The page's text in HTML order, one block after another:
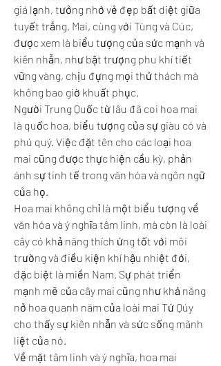
giá lạnh, tưởng nhớ vẻ đẹp bất diệt giữa
tuyết trắng. Mai, cùng với Tùng và Cúc,
được xem là biểu tượng của sức mạnh và
kiên nhẫn, như bật trượng phu khí tiết
vững vàng, chịu đựng mọi thử thách mà
không bao giờ khuất phục.
Người Trung Quốc từ lâu đã coi hoa mai
là quốc hoa, biểu tượng của sự giàu có và
phú quý. Việc đặt tên cho các loại hoa
mai cũng được thực hiện cầu kỳ, phản
ánh sự tinh tế trong văn hóa và ngôn ngữ
của họ.
Hoa mai không chỉ là một biểu tượng về
văn hóa và ý nghĩa tâm linh, mà còn là loài
cây có khả năng thích ứng tốt với môi
trường và điều kiện khí hậu nhiệt đới,
đặc biệt là miền Nam. Sự phát triển
mạnh mẽ của cây mai cũng như khả năng
nở hoa quanh năm của loài mai Tứ Qúy
cho thấy sự kiên nhẫn và sức sống mãnh
liệt của nó.
Về mặt tâm linh và ý nghĩa, hoa mai